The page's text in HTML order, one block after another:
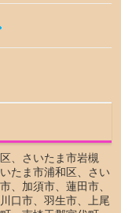
、さいたま市岩槻
たま市浦和区、さい
、加須市、蓮田市、
口市、羽生市、上尾